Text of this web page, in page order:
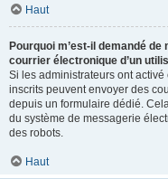
Haut
Pourquoi m’est-il demandé
courrier électronique d’un
Si les administrateurs ont
inscrits peuvent envoyer des
depuis un formulaire dédié.
du système de messagerie
des robots.
Haut